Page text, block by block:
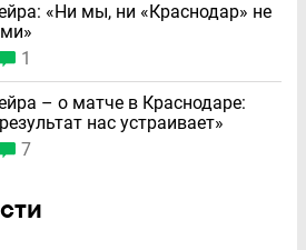
«Ни мы, ни «Краснодар» не
1
– о матче в Краснодаре:
нас устраивает»
7